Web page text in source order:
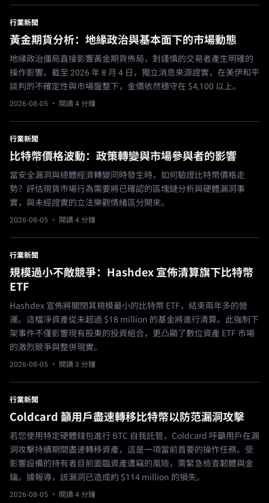
行業新聞
黃金期貨分析：地緣政治與基本面下的市場動態
地緣政治僵局直接影響黃金期貨佈局，對謹慎的交易者產生明確的
操作影響。截至 2026 年 8 月 4 日，獨立消息來源證實，在美伊和平
談判的不確定性與市場盤整下，金價依然穩守在 $4,100 以上。
2026-08-05 · 閱讀 4 分鐘
行業新聞
比特幣價格波動：政策轉變與市場參與者的影響
當安全漏洞與總體經濟轉變同時發生時，如何驗證比特幣價格走
勢？評估現貨市場行為需要將已確認的區塊鏈分析與硬體漏洞事
實，與未經證實的立法樂觀情緒區分開來。
2026-08-05 · 閱讀 4 分鐘
行業新聞
規模過小不敵競爭：Hashdex 宣佈清算旗下比特幣
ETF
Hashdex 宣佈將關閉其規模最小的比特幣 ETF，結束兩年多的營
運。這檔淨資產從未超過 $18 million 的基金將進行清算。此強制下
架事件不僅影響現有股東的投資組合，更凸顯了數位資產 ETF 市場
的激烈競爭與整併現實。
2026-08-05 · 閱讀 3 分鐘
行業新聞
Coldcard 籲用戶盡速轉移比特幣以防范漏洞攻擊
若您使用特定硬體錢包進行 BTC 自我託管，Coldcard 呼籲用戶在漏
洞攻擊持續期間盡速轉移資產，這是一項當前首要的操作任務。受
影響設備的持有者目前面臨資產遭竊的風險，需緊急檢查韌體與金
鑰。據報導，該漏洞已造成約 $114 million 的損失。
2026-08-05 · 閱讀 4 分鐘